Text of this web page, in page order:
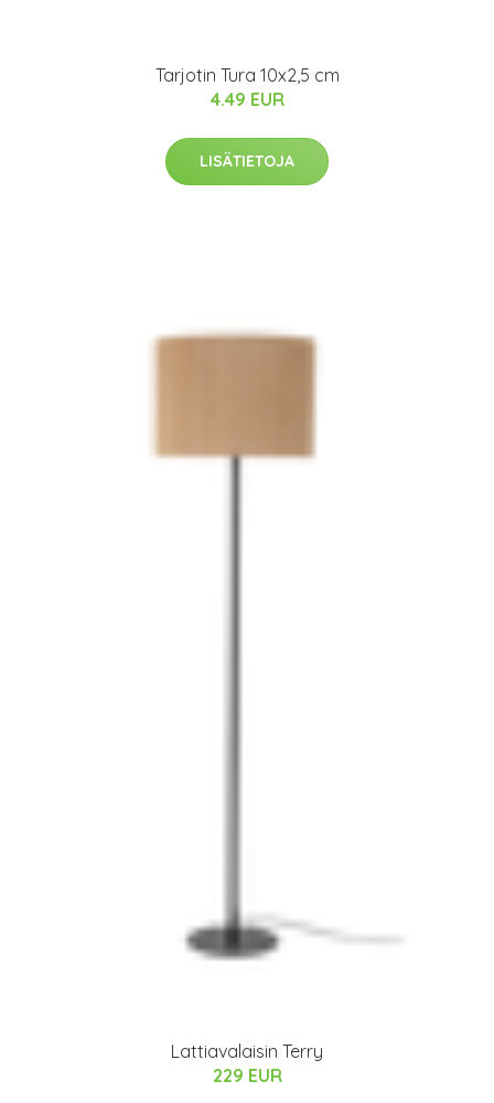
Tarjotin Tura 10x2,5 cm
4.49 EUR
LISÄTIETOJA
Lattiavalaisin Terry
229 EUR